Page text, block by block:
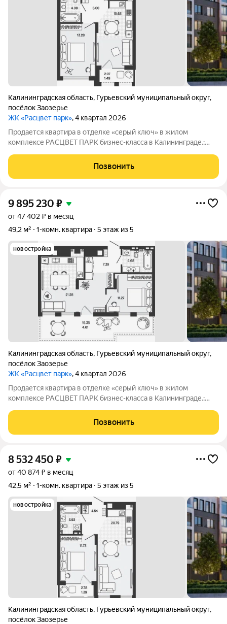
Калининградская область, Гурьевский муниципальный округ,
посёлок Заозерье
ЖК «Расцвет парк», 4 квартал 2026
Продается квартира в отделке «серый ключ» в жилом
комплексе РАСЦВЕТ ПАРК бизнес-класса в Калининграде.:
Виды на озеро и природу благодаря панорамному остеклению.
Продуманная
Позвонить
9 895 230 ₽
от 47 402 ₽ в месяц
49,2 м²
1-комн. квартира 5 этаж из 5
новостройка
Калининградская область, Гурьевский муниципальный округ,
посёлок Заозерье
ЖК «Расцвет парк», 4 квартал 2026
Продается квартира в отделке «серый ключ» в жилом
комплексе РАСЦВЕТ ПАРК бизнес-класса в Калининграде.:
Виды на озеро и природу благодаря панорамному остеклению.
Продуманная
Позвонить
8 532 450 ₽
от 40 874 ₽ в месяц
42,5 м²
1-комн. квартира 5 этаж из 5
новостройка
Калининградская область, Гурьевский муниципальный округ,
посёлок Заозерье